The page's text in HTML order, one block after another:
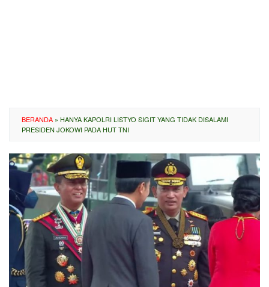
BERANDA » HANYA KAPOLRI LISTYO SIGIT YANG TIDAK DISALAMI
PRESIDEN JOKOWI PADA HUT TNI